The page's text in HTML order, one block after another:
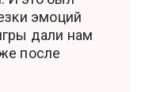
эмоций
дали нам
после